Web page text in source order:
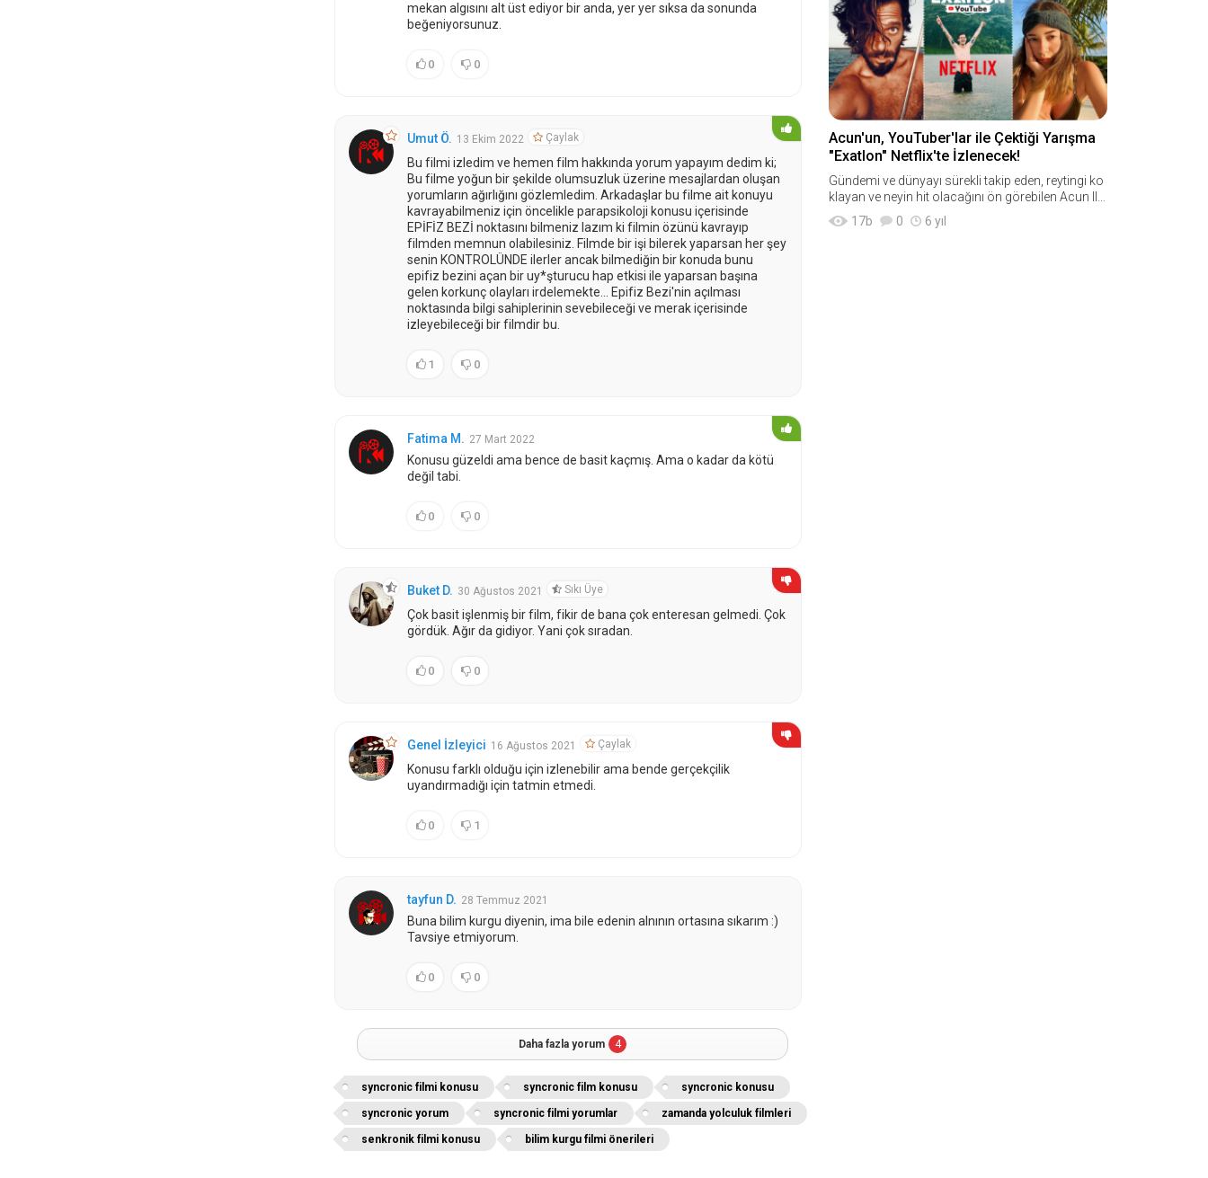
mekan algısını alt üst ediyor bir anda, yer yer sıksa da sonunda
beğeniyorsunuz.
0 0
Umut Ö. 13 Ekim 2022 Çaylak
Bu filmi izledim ve hemen film hakkında yorum yapayım dedim ki;
Bu filme yoğun bir şekilde olumsuzluk üzerine mesajlardan oluşan
yorumların ağırlığını gözlemledim. Arkadaşlar bu filme ait konuyu
kavrayabilmeniz için öncelikle parapsikoloji konusu içerisinde
EPİFİZ BEZİ noktasını bilmeniz lazım ki filmin özünü kavrayıp
filmden memnun olabilesiniz. Filmde bir işi bilerek yaparsan her şey
senin KONTROLÜNDE ilerler ancak bilmediğin bir konuda bunu
epifiz bezini açan bir uy*şturucu hap etkisi ile yaparsan başına
gelen korkunç olayları irdelemekte... Epifiz Bezi'nin açılması
noktasında bilgi sahiplerinin sevebileceği ve merak içerisinde
izleyebileceği bir filmdir bu.
1 0
Fatima M. 27 Mart 2022
Konusu güzeldi ama bence de basit kaçmış. Ama o kadar da kötü
değil tabi.
0 0
Buket D. 30 Ağustos 2021 Sıkı Üye
Çok basit işlenmiş bir film, fikir de bana çok enteresan gelmedi. Çok
gördük. Ağır da gidiyor. Yani çok sıradan.
0 0
Genel İzleyici 16 Ağustos 2021 Çaylak
Konusu farklı olduğu için izlenebilir ama bende gerçekçilik
uyandırmadığı için tatmin etmedi.
0 1
tayfun D. 28 Temmuz 2021
Buna bilim kurgu diyenin, ima bile edenin alnının ortasına sıkarım :)
Tavsiye etmiyorum.
0 0
Daha fazla yorum 4
syncronic filmi konusu syncronic film konusu syncronic konusu
syncronic yorum syncronic filmi yorumlar zamanda yolculuk filmleri
senkronik filmi konusu bilim kurgu filmi önerileri
Acun'un, YouTuber'lar ile Çektiği Yarışma
"Exatlon" Netflix'te İzlenecek!
Gündemi ve dünyayı sürekli takip eden, reytingi ko
klayan ve neyin hit olacağını ön görebilen Acun Ilıc
alı, 2019'un sonunda başladığı "Exatlon Chal
17b 0 6 yıl